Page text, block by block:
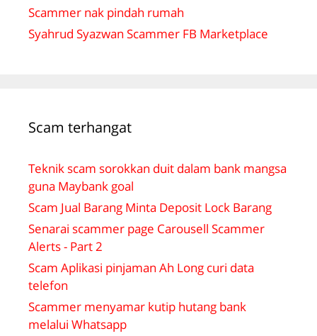
Scammer nak pindah rumah
Syahrud Syazwan Scammer FB Marketplace
Scam terhangat
Teknik scam sorokkan duit dalam bank mangsa
guna Maybank goal
Scam Jual Barang Minta Deposit Lock Barang
Senarai scammer page Carousell Scammer
Alerts - Part 2
Scam Aplikasi pinjaman Ah Long curi data
telefon
Scammer menyamar kutip hutang bank
melalui Whatsapp